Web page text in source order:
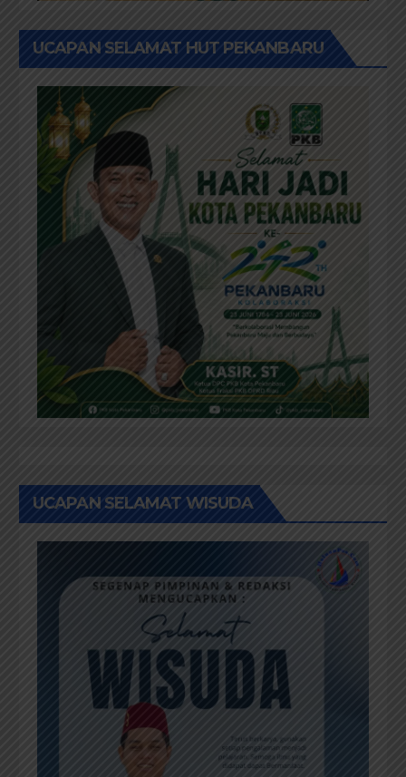
UCAPAN SELAMAT HUT PEKANBARU
UCAPAN SELAMAT WISUDA